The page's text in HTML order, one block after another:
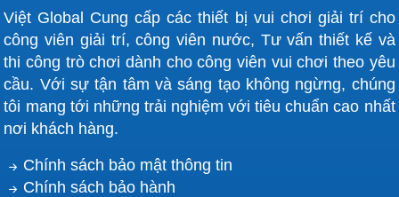
Việt Global Cung cấp các thiết bị vui chơi giải trí cho
công viên giải trí, công viên nước, Tư vấn thiết kế và
thi công trò chơi dành cho công viên vui chơi theo yêu
cầu. Với sự tận tâm và sáng tạo không ngừng, chúng
tôi mang tới những trải nghiệm với tiêu chuẩn cao nhất
nơi khách hàng.
Chính sách bảo mật thông tin
Chính sách bảo hành